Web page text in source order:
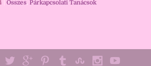
|Összes,Párkapcsolati Tanácsok